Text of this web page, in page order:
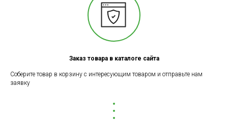
Заказ товара в каталоге сайта
Соберите товар в корзину с интересующим товаром и отправьте нам
заявку